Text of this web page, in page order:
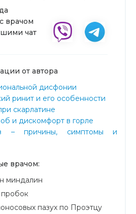
врачом
чат
от автора
дисфонии
ринит и его особенности
скарлатине
и дискомфорт в горле
– причины, симптомы и
врачом:
миндалин
пазух по Проэтцу